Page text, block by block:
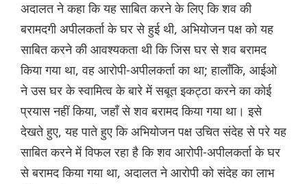
अदालत ने कहा कि यह साबित करने के लिए कि शव की
बरामदगी अपीलकर्ता के घर से हुई थी, अभियोजन पक्ष को यह
साबित करने की आवश्यकता थी कि जिस घर से शव बरामद
किया गया था, वह आरोपी-अपीलकर्ता का था; हालाँकि, आईओ
ने उस घर के स्वामित्व के बारे में सबूत इकट्ठा करने का कोई
प्रयास नहीं किया, जहाँ से शव बरामद किया गया था। इसे
देखते हुए, यह पाते हुए कि अभियोजन पक्ष उचित संदेह से परे यह
साबित करने में विफल रहा है कि शव आरोपी-अपीलकर्ता के घर
से बरामद किया गया था, अदालत ने आरोपी को संदेह का लाभ